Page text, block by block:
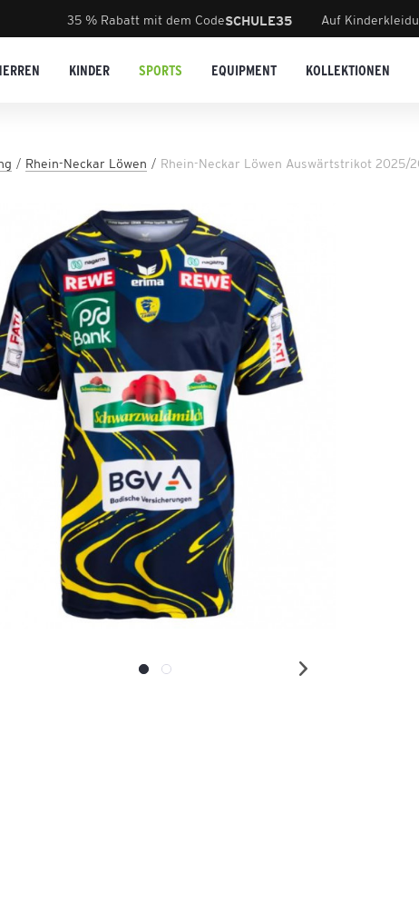
35 % Rabatt mit dem CodeSCHULE35 Auf
KINDER SPORTS EQUIPMENT KOLLEKTIONEN
Rhein-Neckar Löwen Rhein-Neckar Löwen Auswärtstrikot 2025/